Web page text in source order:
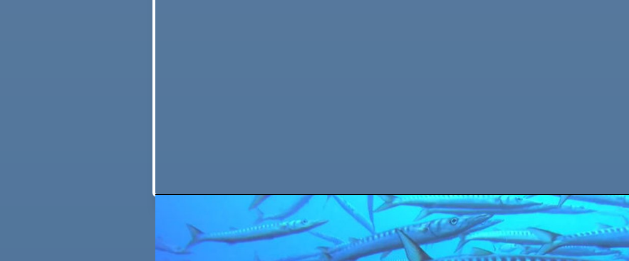
BIENVENUE À CALYPSO DIVING ESTARTIT